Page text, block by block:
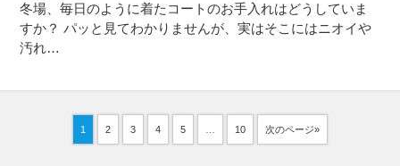
冬場、毎日のように着たコートのお手入れはどうしていま
すか？ パッと見てわかりませんが、実はそこにはニオイや
汚れ…
1 2 3 4 5 10 次のページ»